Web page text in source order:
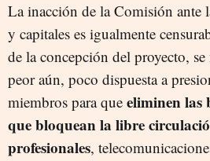
La inacción de la Comisión ante
y capitales es igualmente
de la concepción del proyecto,
peor aún, poco dispuesta a
miembros para que eliminen las
que bloquean la libre
profesionales,